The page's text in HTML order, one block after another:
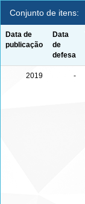
Conjunto de itens:
Data de
publicação
Data
de
defesa
2019 -